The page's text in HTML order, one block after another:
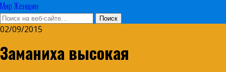
Мир Женщин
02/09/2015
Заманиха высокая